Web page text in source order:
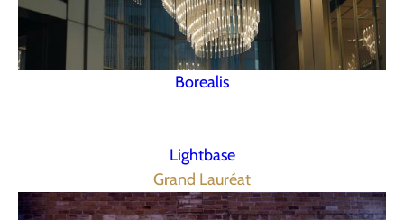
Borealis
Lightbase
Grand Lauréat